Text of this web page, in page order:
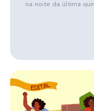
na noite da última